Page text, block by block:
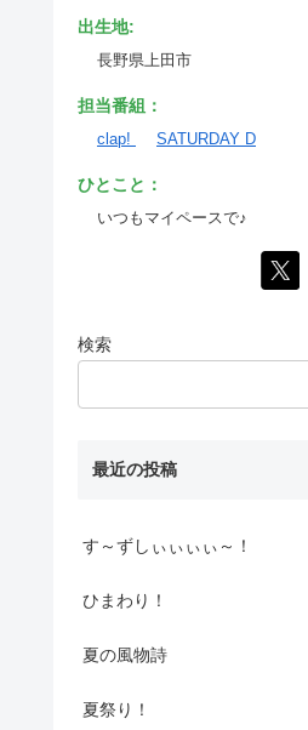
出生地:
長野県上田市
担当番組：
clap! SATURDAY D
ひとこと：
いつもマイペースで♪
検索
最近の投稿
す～ずしぃぃぃぃ～！
ひまわり！
夏の風物詩
夏祭り！